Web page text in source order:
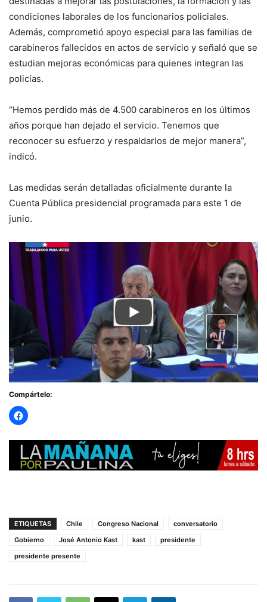
condiciones laborales de los funcionarios policiales.
Además, comprometió apoyo especial para las familias de
carabineros fallecidos en actos de servicio y señaló que se
estudian mejoras económicas para quienes integran las
policías.
“Hemos perdido más de 4.500 carabineros en los últimos
años porque han dejado el servicio. Tenemos que
reconocer su esfuerzo y respaldarlos de mejor manera”,
indicó.
Las medidas serán detalladas oficialmente durante la
Cuenta Pública presidencial programada para este 1 de
junio.
Compártelo:
ETIQUETAS Chile Congreso Nacional
conversatorio
Gobierno
José Antonio Kast kast
presidente
presidente presente